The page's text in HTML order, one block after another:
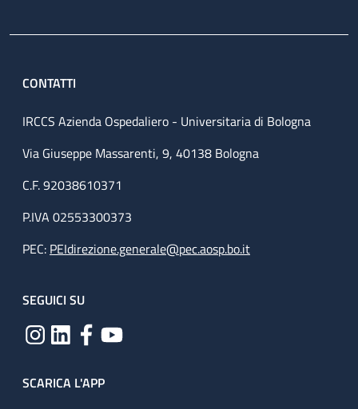
CONTATTI
IRCCS Azienda Ospedaliero - Universitaria di Bologna
Via Giuseppe Massarenti, 9, 40138 Bologna
C.F. 92038610371
P.IVA 02553300373
PEC: PEIdirezione.generale@pec.aosp.bo.it
SEGUICI SU
SCARICA L'APP